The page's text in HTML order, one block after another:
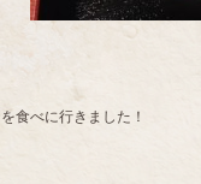
食べに行きました！